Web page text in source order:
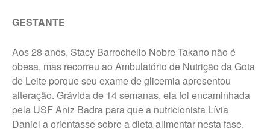
GESTANTE
Aos 28 anos, Stacy Barrochello Nobre Takano não é
obesa, mas recorreu ao Ambulatório de Nutrição da Gota
de Leite porque seu exame de glicemia apresentou
alteração. Grávida de 14 semanas, ela foi encaminhada
pela USF Aniz Badra para que a nutricionista Lívia
Daniel a orientasse sobre a dieta alimentar nesta fase.